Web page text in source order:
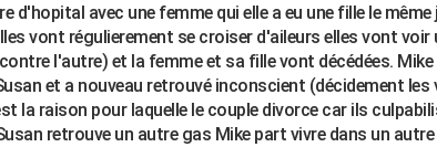
d'hopital avec une femme qui elle a eu une fille le
vont régulierement se croiser d'aileurs elles vont voir
l'autre) et la femme et sa fille vont décédées.
et a nouveau retrouvé inconscient (décidement les
la raison pour laquelle le couple divorce car ils
retrouve un autre gas Mike part vivre dans un